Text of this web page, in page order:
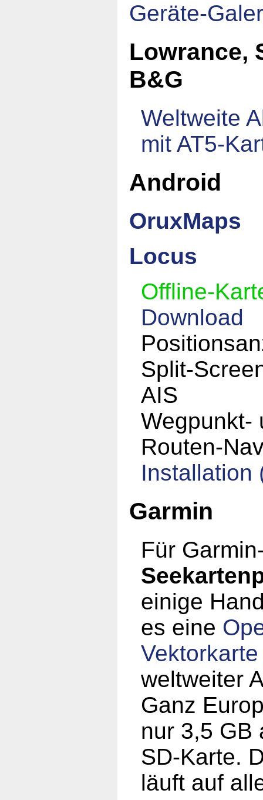
Geräte-
Lowrance,
B&G
Weltweite
mit AT5-
Android
OruxMaps
Locus
Offline-
Download
Split-
AIS
Wegpunkt-
Routen-
Installation
Garmin
Für
einige
es eine
Vektorkarte
weltweiter
Ganz
nur 3,5 GB
SD-Karte.
läuft auf